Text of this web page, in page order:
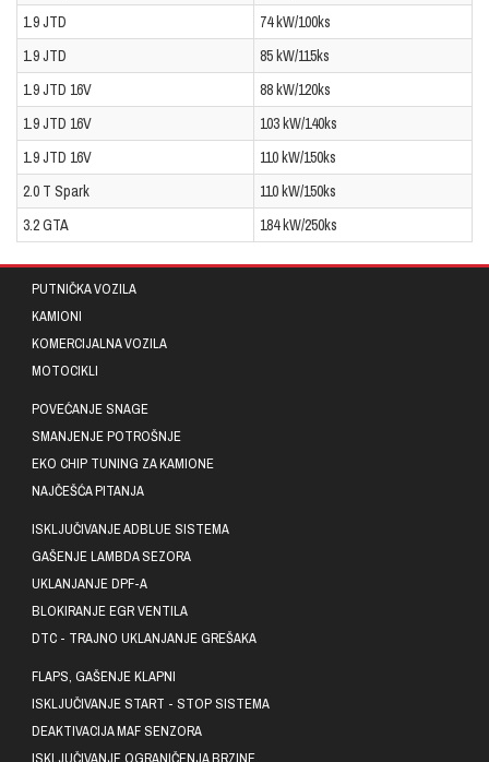
1.9 JTD
74 kW/100ks
1.9 JTD
85 kW/115ks
1.9 JTD 16V
88 kW/120ks
1.9 JTD 16V
103 kW/140ks
1.9 JTD 16V
110 kW/150ks
2.0 T Spark
110 kW/150ks
3.2 GTA
184 kW/250ks
PUTNIČKA VOZILA
KAMIONI
KOMERCIJALNA VOZILA
MOTOCIKLI
POVEĆANJE SNAGE
SMANJENJE POTROŠNJE
EKO CHIP TUNING ZA KAMIONE
NAJČEŠĆA PITANJA
ISKLJUČIVANJE ADBLUE SISTEMA
GAŠENJE LAMBDA SEZORA
UKLANJANJE DPF-A
BLOKIRANJE EGR VENTILA
DTC - TRAJNO UKLANJANJE GREŠAKA
FLAPS, GAŠENJE KLAPNI
ISKLJUČIVANJE START - STOP SISTEMA
DEAKTIVACIJA MAF SENZORA